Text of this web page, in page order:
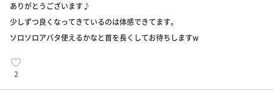
ありがとうございます♪
少しずつ良くなってきているのは体感できてます。
ソロソロアバタ使えるかなと首を長くしてお待ちしますw
2